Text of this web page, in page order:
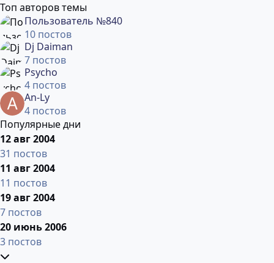
Топ авторов темы
Пользователь №840
10 постов
Dj Daiman
7 постов
Psycho
4 постов
An-Ly
4 постов
Популярные дни
12 авг 2004
31 постов
11 авг 2004
11 постов
19 авг 2004
7 постов
20 июнь 2006
3 постов
Развернуть обзор темы